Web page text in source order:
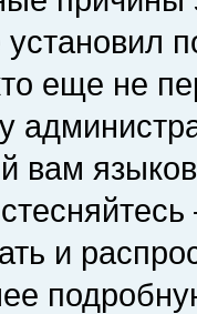
установил
еще не
вам
и